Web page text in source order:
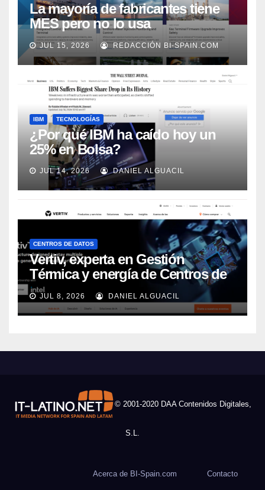
La mayoría de fabricantes tiene
MES pero no lo usa
adecuadamente, según Rockwell
Automation
JUL 15, 2026 REDACCIÓN BI-SPAIN.COM
IBM TECNOLOGÍAS
¿Por qué IBM ha caído hoy un
25% en Bolsa?
JUL 14, 2026 DANIEL ALGUACIL
CENTROS DE DATOS
Vertiv, experta en Gestión
Térmica y energía de Centros de
Datos, sigue su crecimiento
imparable
JUL 8, 2026 DANIEL ALGUACIL
© 2001-2020 DAA Contenidos Digitales,
S.L.
Acerca de BI-Spain.com Contacto